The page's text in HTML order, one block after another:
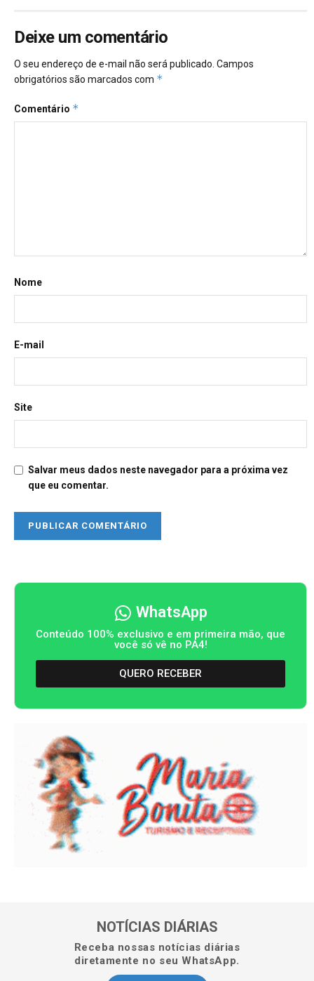
Deixe um comentário
O seu endereço de e-mail não será publicado. Campos
obrigatórios são marcados com *
Comentário *
Nome
E-mail
Site
Salvar meus dados neste navegador para a próxima vez
que eu comentar.
WhatsApp
Conteúdo 100% exclusivo e em primeira mão, que
você só vê no PA4!
QUERO RECEBER
NOTÍCIAS DIÁRIAS
Receba nossas notícias diárias
diretamente no seu WhatsApp.